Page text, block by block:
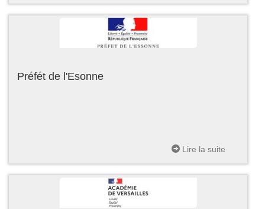
Préfét de l'Esonne
Lire la suite